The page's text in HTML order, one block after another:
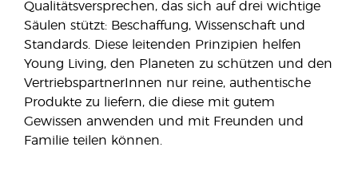
Qualitätsversprechen, das sich auf drei wichtige
Säulen stützt: Beschaffung, Wissenschaft und
Standards. Diese leitenden Prinzipien helfen
Young Living, den Planeten zu schützen und den
VertriebspartnerInnen nur reine, authentische
Produkte zu liefern, die diese mit gutem
Gewissen anwenden und mit Freunden und
Familie teilen können.